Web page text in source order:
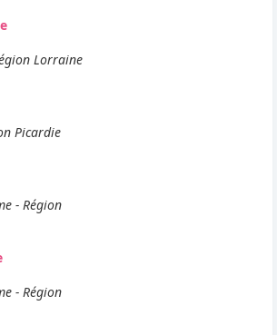
Lorraine
Picardie
- Région
- Région